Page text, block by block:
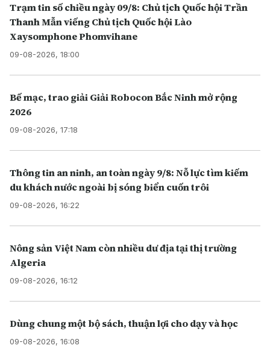
Trạm tin số chiều ngày 09/8: Chủ tịch Quốc hội Trần
Thanh Mẫn viếng Chủ tịch Quốc hội Lào
Xaysomphone Phomvihane
09-08-2026, 18:00
Bế mạc, trao giải Giải Robocon Bắc Ninh mở rộng
2026
09-08-2026, 17:18
Thông tin an ninh, an toàn ngày 9/8: Nỗ lực tìm kiếm
du khách nước ngoài bị sóng biển cuốn trôi
09-08-2026, 16:22
Nông sản Việt Nam còn nhiều dư địa tại thị trường
Algeria
09-08-2026, 16:12
Dùng chung một bộ sách, thuận lợi cho dạy và học
09-08-2026, 16:08